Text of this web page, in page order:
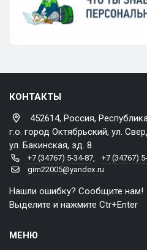
КОНТАКТЫ
452614, Россия,
г.о. город Октябрьский, ул.
ул. Бакинская, зд. 8
+7 (34767) 5-34-87,
+7 (34767)
gim22005@yandex.ru
Нашли ошибку? Сообщите нам!
Выделите и нажмите Ctr+Enter
МЕНЮ